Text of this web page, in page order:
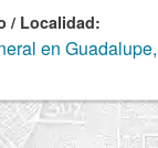
/ Localidad:
en